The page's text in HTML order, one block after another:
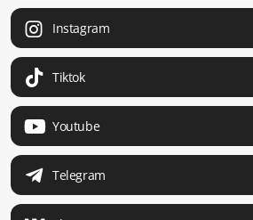
Instagram
Tiktok
Youtube
Telegram